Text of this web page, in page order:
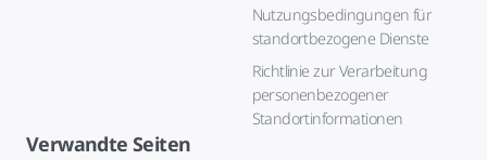
Nutzungsbedingungen für
standortbezogene Dienste
Richtlinie zur Verarbeitung
personenbezogener
Standortinformationen
Verwandte Seiten